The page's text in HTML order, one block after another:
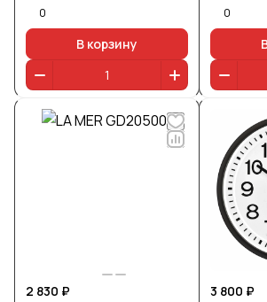
0
В корзину
0
2 830 ₽
3 800 ₽